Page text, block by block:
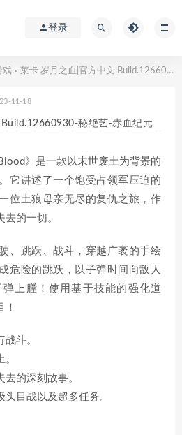
登录
戏 > 莱卡 岁月之血|官方中文|Build.12660930-秘绝艺-赤血纪元
11-18
秘绝艺-赤血纪元
》是一款以末世废土为背景的
它讲述了一个饱受占领军压迫的
位土狼母亲无尽的复仇之旅，作
的一切。
、跳跃、战斗，穿越广袤的手绘
危险的跳跃，以子弹时间向敌人
上膛！使用基于技能的强化道
！
斗。
的深刻故事。
目战以及超多任务。